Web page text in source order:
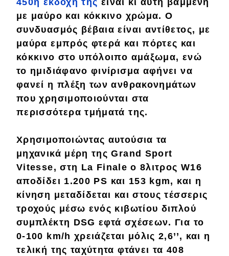
Τεχνολογία
Ασφάλεια
Αγορά
Απόψεις
Test Drive
Αποστολή
Συγκρίνουμε
Αγώνες
Formula 1
WRC
450η εκδοχή της είναι κι αυτή βαμμένη
με μαύρο και κόκκινο χρώμα. Ο
συνδυασμός βέβαια είναι αντίθετος, με
μαύρα εμπρός φτερά και πόρτες και
κόκκινο στο υπόλοιπο αμάξωμα, ενώ
το ημιδιάφανο φινίρισμα αφήνει να
φανεί η πλέξη τωνανθρακονημάτων
που χρησιμοποιούνται στα
περισσότερα τμήματά της.
Χρησιμοποιώντας αυτούσια τα
μηχανικά μέρη τηςGrand Sport
Vitesse, στη La Finale ο8λιτρος W16
αποδίδει 1.200 PS και 153 kgm, και η
κίνηση μεταδίδεται και στους τέσσερις
τροχούς μέσω ενός κιβωτίου διπλού
συμπλέκτη DSG εφτά σχέσεων. Για το
0-100 km/h χρειάζεται μόλις2,6’’, και η
τελική της ταχύτητα φτάνει τα 408